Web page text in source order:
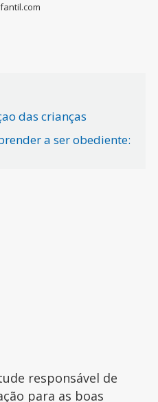
das crianças
a ser obediente:
responsável de
para as boas